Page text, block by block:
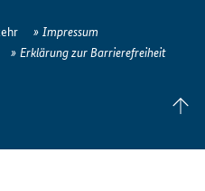
Impressum
Erklärung zur Barrierefreiheit